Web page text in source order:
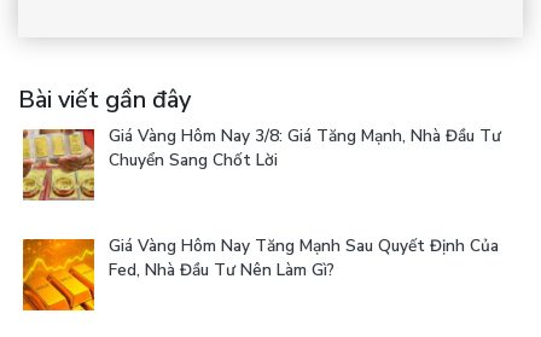
Bài viết gần đây
Giá Vàng Hôm Nay 3/8: Giá Tăng Mạnh, Nhà Đầu Tư
Chuyển Sang Chốt Lời
Giá Vàng Hôm Nay Tăng Mạnh Sau Quyết Định Của
Fed, Nhà Đầu Tư Nên Làm Gì?